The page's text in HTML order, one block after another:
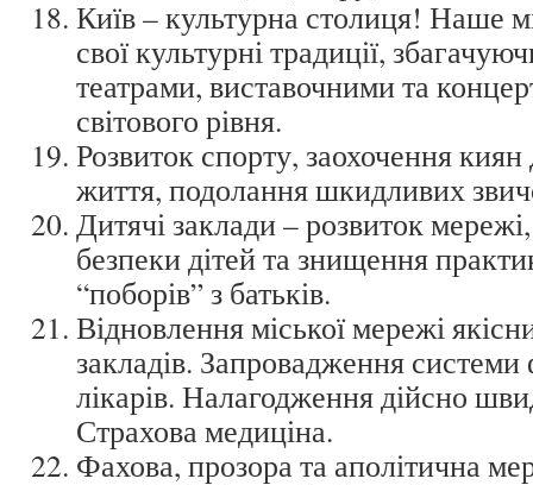
Київ – культурна столиця! Наше
свої культурні традиції,
театрами, виставочними та
світового рівня.
Розвиток спорту, заохочення киян
життя, подолання шкидливих
Дитячі заклади – розвиток
безпеки дітей та знищення
“поборів” з батьків.
Відновлення міської мережі
закладів. Запровадження
лікарів. Налагодження дійсно
Страхова медиціна.
Фахова, прозора та аполітична